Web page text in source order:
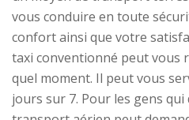
vous conduire en toute
confort ainsi que votre
taxi conventionné peut vous
quel moment. Il peut vous
jours sur 7. Pour les gens